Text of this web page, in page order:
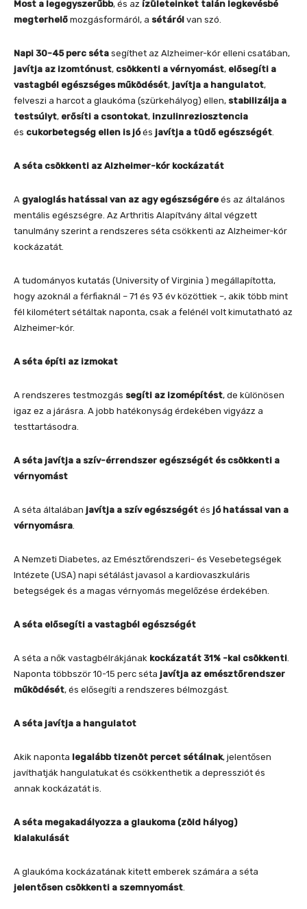
Most a legegyszerűbb, és az ízületeinket talán legkevésbé
megterhelő mozgásformáról, a sétáról van szó.
Napi 30-45 perc séta segíthet az Alzheimer-kór elleni csatában,
javítja az izomtónust, csökkenti a vérnyomást, elősegíti a
vastagbél egészséges működését, javítja a hangulatot,
felveszi a harcot a glaukóma (szürkehályog) ellen, stabilizálja a
testsúlyt, erősíti a csontokat, inzulinreziosztencia
és cukorbetegség ellen is jóés javítja a tüdő egészségét
A séta csökkenti az Alzheimer-kór kockázatát
A gyaloglás hatással van az agy egészségére és az általános
mentális egészségre. Az Arthritis Alapítvány által végzett
tanulmány szerint a rendszeres séta csökkenti az Alzheimer-kór
kockázatát.
A tudományos kutatás (University of Virginia ) megállapította,
hogy azoknál a férfiaknál – 71 és 93 év közöttiek –, akik több mint
fél kilométert sétáltak naponta, csak a felénél volt kimutatható az
Alzheimer-kór.
A séta építi az izmokat
A rendszeres testmozgás segíti az izomépítést, de különösen
igaz ez a járásra. A jobb hatékonyság érdekében vigyázz a
testtartásodra.
A séta javítja a szív-érrendszer egészségét és csökkenti a
vérnyomást
A séta általában javítja a szív egészségét és jó hatással van a
vérnyomásra
A Nemzeti Diabetes, az Emésztőrendszeri- és Vesebetegségek
Intézete (USA) napi sétálást javasol a kardiovaszkuláris
betegségek és a magas vérnyomás megelőzése érdekében.
A séta elősegíti a vastagbél egészségét
A séta a nők vastagbélrákjának kockázatát 31% -kal csökkenti
Naponta többször 10-15 perc séta javítja az emésztőrendszer
működését, és elősegíti a rendszeres bélmozgást.
A séta javítja a hangulatot
Akik naponta legalább tizenöt percet sétálnak, jelentősen
javíthatják hangulatukat és csökkenthetik a depressziót és
annak kockázatát is.
A séta megakadályozza a glaukoma (zöld hályog)
kialakulását
A glaukóma kockázatának kitett emberek számára a séta
jelentősen csökkenti a szemnyomást